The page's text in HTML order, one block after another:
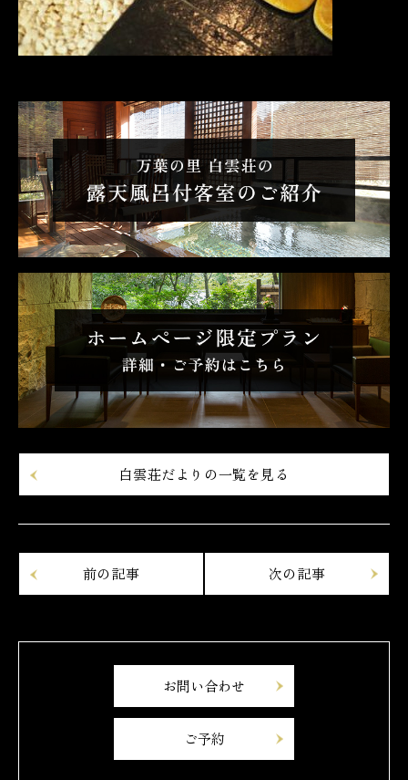
白雲荘だよりの一覧を見る
お問い合わせ
ご予約